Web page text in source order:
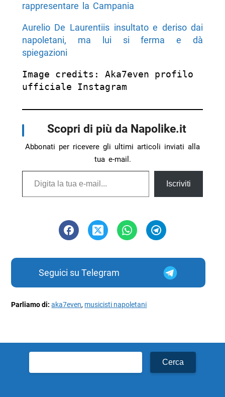
rappresentare la Campania
Aurelio De Laurentiis insultato e deriso dai
napoletani, ma lui si ferma e dà
spiegazioni
Image credits: Aka7even profilo
ufficiale Instagram
Scopri di più da Napolike.it
Abbonati per ricevere gli ultimi articoli inviati alla
tua e-mail.
Digita la tua e-mail...
Iscriviti
Seguici su Telegram
Parliamo di:aka7even, musicisti napoletani
per: